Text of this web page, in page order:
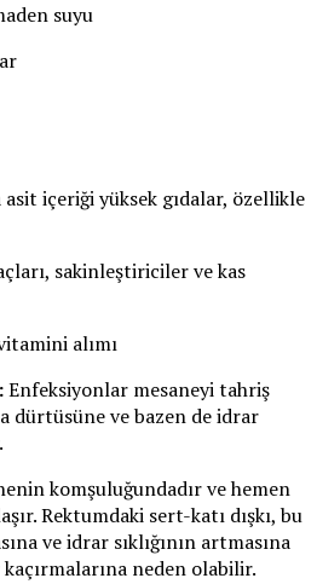
suyu
içeriği yüksek gıdalar, özellikle
sakinleştiriciler ve kas
alımı
Enfeksiyonlar mesaneyi tahriş
dürtüsüne ve bazen de idrar
komşuluğundadır ve hemen
Rektumdaki sert-katı dışkı, bu
ve idrar sıklığının artmasına
neden olabilir.